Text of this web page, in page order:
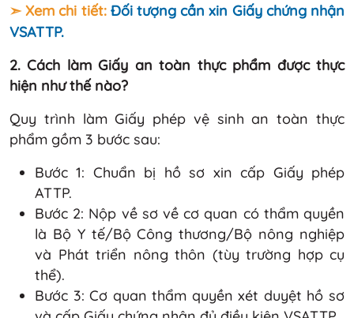
➣ Xem chi tiết: Đối tượng cần xin Giấy chứng nhận
VSATTP.
2. Cách làm Giấy an toàn thực phẩm được thực
hiện như thế nào?
Quy trình làm Giấy phép vệ sinh an toàn thực
phẩm gồm 3 bước sau:
Bước 1: Chuẩn bị hồ sơ xin cấp Giấy phép
ATTP.
Bước 2: Nộp về sơ về cơ quan có thẩm quyền
là Bộ Y tế/Bộ Công thương/Bộ nông nghiệp
và Phát triển nông thôn (tùy trường hợp cụ
thể).
Bước 3: Cơ quan thẩm quyền xét duyệt hồ sơ